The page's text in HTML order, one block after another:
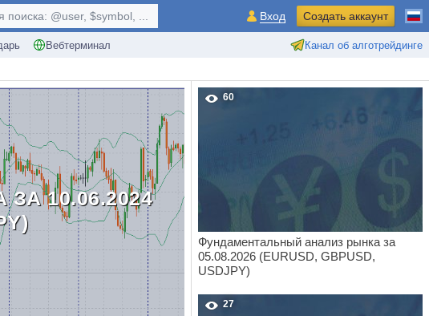
Вебтерминал Канал об алготрейдинге
поиска: @user, $symbol, ... Вход Создать аккаунт
10.06.2024
60
Фундаментальный анализ рынка за
05.08.2026 (EURUSD, GBPUSD,
USDJPY)
27